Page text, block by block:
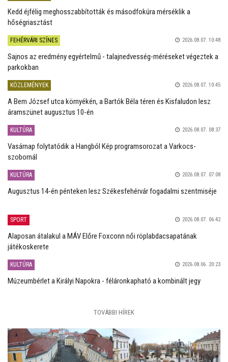
Kedd éjfélig meghosszabbították és másodfokúra mérséklik a
hőségriasztást
FEHÉRVÁRI SZÍNES 2026.08.07. 10:48
Sajnos az eredmény egyértelmű - talajnedvesség-méréseket végeztek a
parkokban
KÖZLEMÉNYEK 2026.08.07. 10:45
A Bem József utca környékén, a Bartók Béla téren és Kisfaludon lesz
áramszünet augusztus 10-én
KULTÚRA 2026.08.07. 08:37
Vasárnap folytatódik a Hangból Kép programsorozat a Varkocs-
szobornál
KULTÚRA 2026.08.07. 07:08
Augusztus 14-én pénteken lesz Székesfehérvár fogadalmi szentmiséje
SPORT 2026.08.07. 06:42
Alaposan átalakul a MÁV Előre Foxconn női röplabdacsapatának
játékoskerete
KULTÚRA 2026.08.06. 20:23
Múzeumbérlet a Királyi Napokra - féláronkapható a kombinált jegy
TOVÁBBI HÍREK